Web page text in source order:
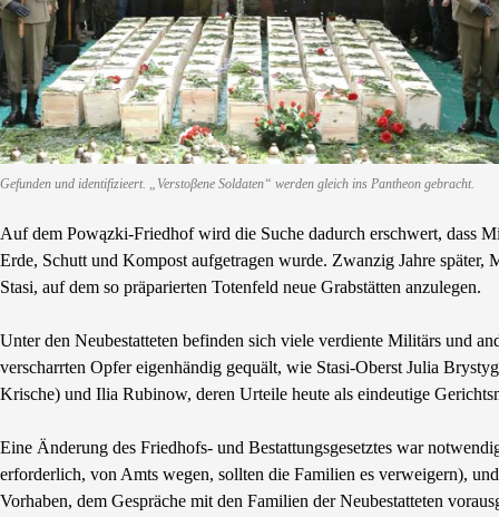
Gefunden und identifizieert. „Verstoβene Soldaten“ werden gleich ins Pantheon gebracht.
Auf dem Powązki-Friedhof wird die Suche dadurch erschwert, dass
Erde, Schutt und Kompost aufgetragen wurde. Zwanzig Jahre
Stasi, auf dem so präparierten Totenfeld neue Grabstätten anzulegen.
Unter den Neubestatteten befinden sich viele verdiente Militärs und
verscharrten Opfer eigenhändig gequält, wie Stasi-Oberst Julia
Krische) und Ilia Rubinow, deren Urteile heute als eindeutige
Eine Änderung des Friedhofs- und Bestattungsgesetztes war
erforderlich, von Amts wegen, sollten die Familien es verweigern),
Vorhaben, dem Gespräche mit den Familien der Neubestatteten